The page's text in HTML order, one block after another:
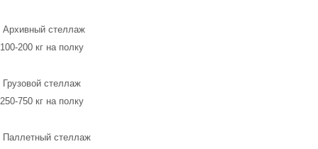
Архивный стеллаж
100-200 кг на полку
Грузовой стеллаж
250-750 кг на полку
Паллетный стеллаж